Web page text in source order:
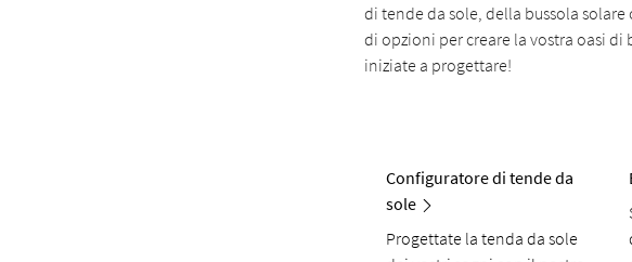
di tende da sole, della bussola
di opzioni per creare la vostra oasi
iniziate a progettare!
Configuratore di tende da
sole
Progettate la tenda da sole